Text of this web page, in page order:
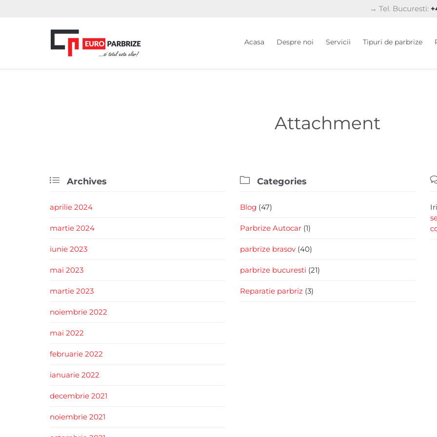
→ Tel. Bucuresti:
Acasa Despre noi Servicii Tipuri de parbrize
Attachment
 Archives
aprilie 2024
martie 2024
iunie 2023
mai 2023
martie 2023
noiembrie 2022
mai 2022
februarie 2022
ianuarie 2022
decembrie 2021
noiembrie 2021
 Categories
Blog (47)
Parbrize Autocar (1)
parbrize brasov (40)
parbrize bucuresti (21)
Reparatie parbriz (3)